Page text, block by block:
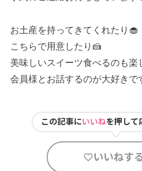
お土産を持ってきてくれたり🧁
こちらで用意したり🍰
美味しいスイーツ食べるのも楽
会員様とお話するのが大好き
この記事にいいねを押して
いいねす